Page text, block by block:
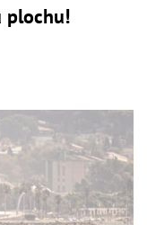
plochu!